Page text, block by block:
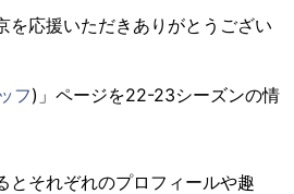
を応援いただきありがとうござい
フ)」ページを22-23シーズンの情
とそれぞれのプロフィールや趣